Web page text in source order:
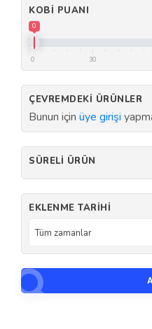
KOBI PUANI
0
0 30
ÇEVREMDEKI ÜRÜNLER
Bunun için üye girişi
SÜRELI ÜRÜN
EKLENME TARIHI
Tüm zamanlar